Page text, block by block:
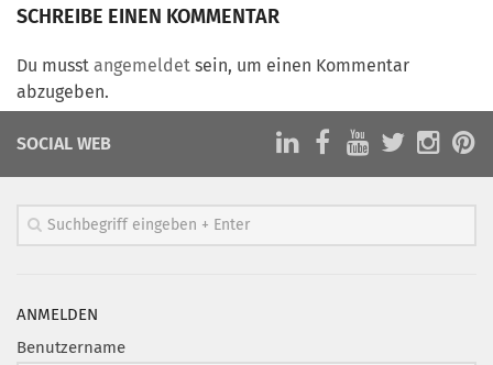
Marketing Pioniere
MarketingFrauen
Münchner Marketingpreis
Mentoring
Bundesverband Marketing Clubs
CLUB-KOMMUNIKATION
SCHREIBE EINEN KOMMENTAR
Du musst angemeldet sein, um einen Kommentar
abzugeben.
SOCIAL WEB
ANMELDEN
Benutzername